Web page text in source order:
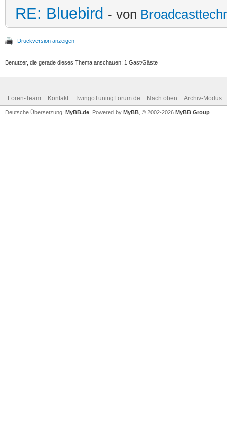
RE: Bluebird - von
Druckversion anzeigen
Benutzer, die gerade dieses Thema anschauen: 1 Gast/Gäste
Foren-Team Kontakt TwingoTuningForum.de Nach oben Archiv-Modus
Deutsche Übersetzung: MyBB.de , Powered by MyBB , © 2002-2026 MyBB Group